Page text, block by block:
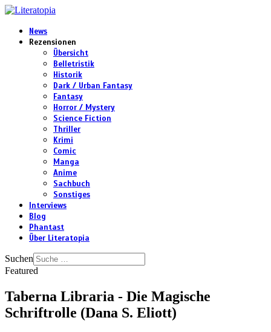
News
Rezensionen
Übersicht
Belletristik
Historik
Dark / Urban Fantasy
Fantasy
Horror / Mystery
Science Fiction
Thriller
Krimi
Comic
Manga
Anime
Sachbuch
Sonstiges
Interviews
Blog
Phantast
Über Literatopia
Suchen
Featured
Taberna Libraria - Die Magische
Schriftrolle (Dana S. Eliott)